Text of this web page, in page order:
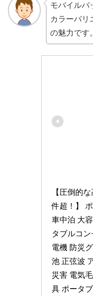
モバイルバ
カラーバリ
の魅力です。
【圧倒的
件超！】
車中泊 大
タブルコ
電機 防災
池 正弦波
災害 電気
具 ポータ